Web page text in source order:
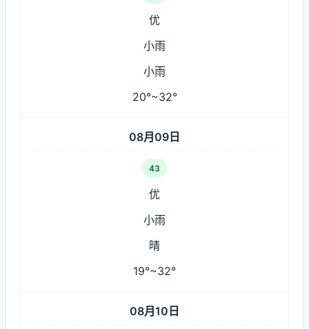
优
小雨
小雨
20°~32°
08月09日
43
优
小雨
晴
19°~32°
08月10日